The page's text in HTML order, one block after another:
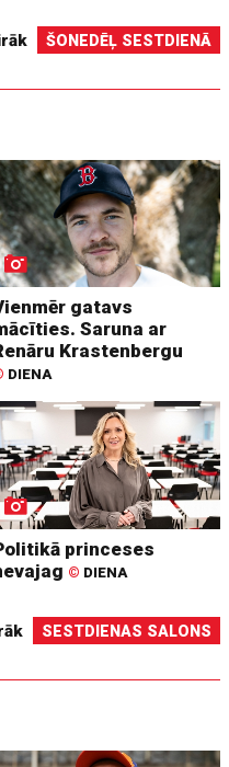
ŠONEDĒĻ SESTDIENĀ
gatavs
Saruna ar
Krastenbergu
DIENA
princeses
© DIENA
SESTDIENAS SALONS